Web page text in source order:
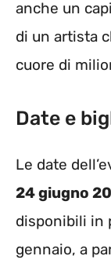
anche un
di un artista
cuore di
Date e
Le date
24 giugno
disponibili in
gennaio, a